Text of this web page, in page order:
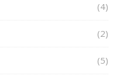
(4)
(2)
(5)